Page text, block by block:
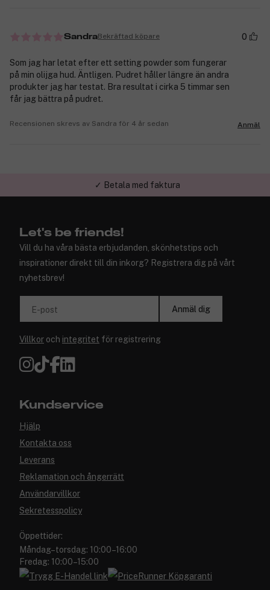
SandraBekräftad köpare 0
Som jag har letat efter ett setting powder som fungerar
på min olijga hud. Äntligen. Pudret håller längre än andra
produkter jag har testat. Bra resultat i cirka 5 timmar sen
får jag bättra på pudret.
Recensionen skrevs av Sandra för 4 år sedan Anmäl
Let's be friends!
Vill du ha våra bästa erbjudanden, skönhetstips och
inspirationer direkt till din inkorg? Registrera dig på vårt
nyhetsbrev!
E-post Anmäl dig
Villkor och integritet för registrering
Kundservice
Hjälp
Kontakta oss
Leverans
Reklamation och ångerrätt
Användarvillkor
Sekretesspolicy
Öppettider:
Måndag–torsdag: 10:00–16:00
Fredag: 10:00–15:00